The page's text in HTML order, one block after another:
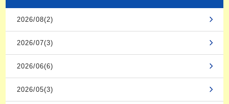
2026/08(2)
2026/07(3)
2026/06(6)
2026/05(3)